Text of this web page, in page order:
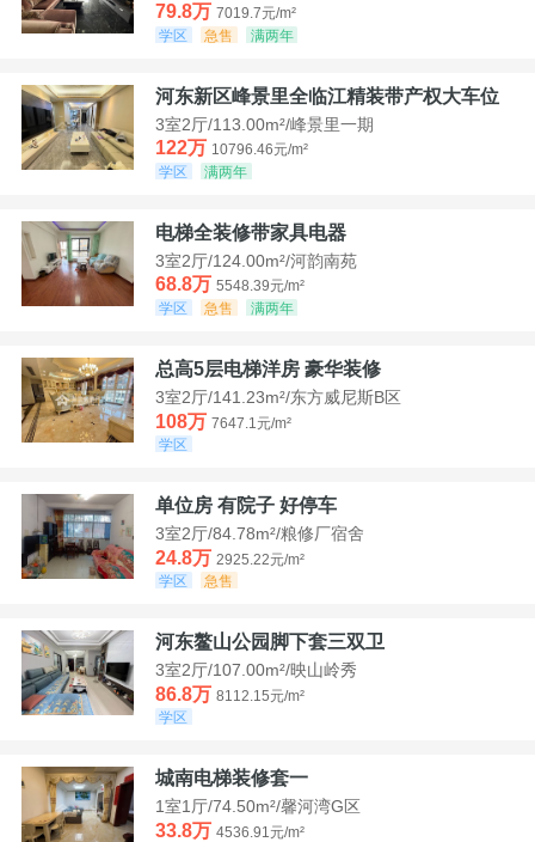
79.8万 7019.7元/m²
学区
急售 满两年
河东新区峰景里全临江精装带产权大车位
3室2厅/113.00m²/峰景里一期
122万 10796.46元/m²
学区
满两年
电梯全装修带家具电器
3室2厅/124.00m²/河韵南苑
68.8万 5548.39元/m²
学区
急售 满两年
总高5层电梯洋房 豪华装修
3室2厅/141.23m²/东方威尼斯B区
108万 7647.1元/m²
学区
单位房 有院子 好停车
3室2厅/84.78m²/粮修厂宿舍
24.8万 2925.22元/m²
学区
急售
河东鳌山公园脚下套三双卫
3室2厅/107.00m²/映山岭秀
86.8万 8112.15元/m²
学区
城南电梯装修套一
1室1厅/74.50m²/馨河湾G区
33.8万 4536.91元/m²